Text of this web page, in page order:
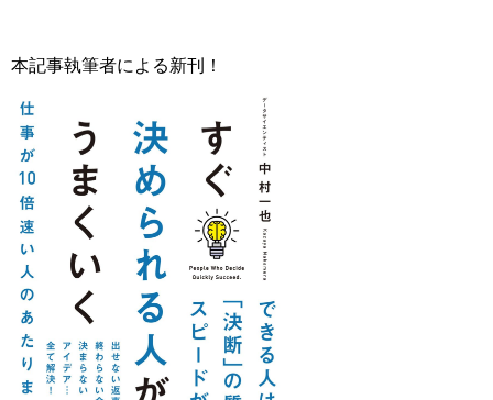
本記事執筆者による新刊！